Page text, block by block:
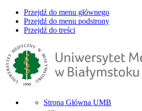
Przejdź do menu głównego
Przejdź do menu podstrony
Przejdź do treści
Strona Główna UMB